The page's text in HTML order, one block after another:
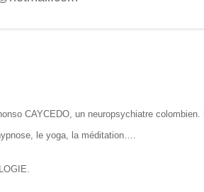
CAYCEDO, un neuropsychiatre colombien. Il
le yoga, la méditation….